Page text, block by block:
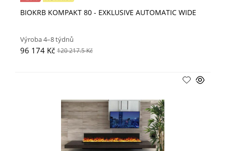
BIOKRB KOMPAKT 80 - EXKLUSIVE AUTOMATIC WIDE
Výroba 4–8 týdnů
96 174 Kč 120 217.5 Kč